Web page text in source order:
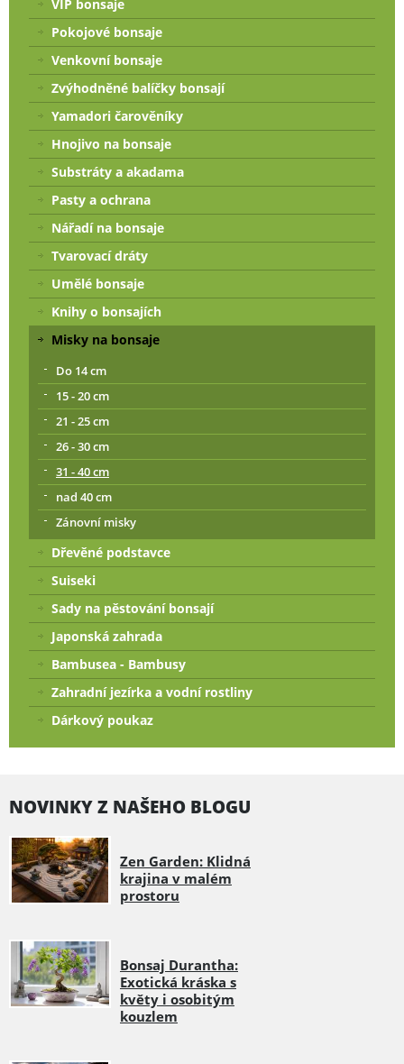
VIP bonsaje
Pokojové bonsaje
Venkovní bonsaje
Zvýhodněné balíčky bonsají
Yamadori čarověníky
Hnojivo na bonsaje
Substráty a akadama
Pasty a ochrana
Nářadí na bonsaje
Tvarovací dráty
Umělé bonsaje
Knihy o bonsajích
Misky na bonsaje
Do 14 cm
15 - 20 cm
21 - 25 cm
26 - 30 cm
31 - 40 cm
nad 40 cm
Zánovní misky
Dřevěné podstavce
Suiseki
Sady na pěstování bonsají
Japonská zahrada
Bambusea - Bambusy
Zahradní jezírka a vodní rostliny
Dárkový poukaz
NOVINKY Z NAŠEHO BLOGU
Zen Garden: Klidná
krajina v malém
prostoru
Bonsaj Durantha:
Exotická kráska s
květy i osobitým
kouzlem